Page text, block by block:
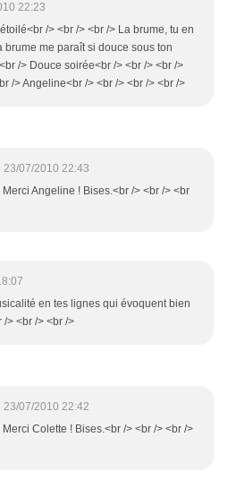
22:23
/> <br /> <br /> La brume, tu en
brume me paraît si douce sous ton
/> Douce soirée<br /> <br /> <br />
/> Angeline<br /> <br /> <br /> <br />
23/07/2010 22:43
Merci Angeline ! Bises.<br /> <br /> <br
en tes lignes qui évoquent bien
/> <br /> <br />
23/07/2010 22:42
Merci Colette ! Bises.<br /> <br /> <br />